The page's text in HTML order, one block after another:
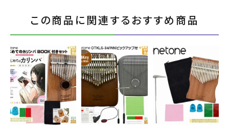
この商品に関連するおすすめ商品